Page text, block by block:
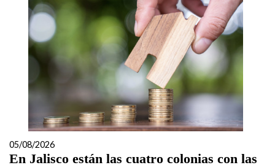
05/08/2026
En Jalisco están las cuatro colonias con las